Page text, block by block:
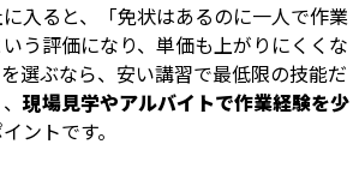
入ると、「免状はあるのに一人で作業
う評価になり、単価も上がりにくくな
選ぶなら、安い講習で最低限の技能だ
現場見学やアルバイトで作業経験を少
ントです。